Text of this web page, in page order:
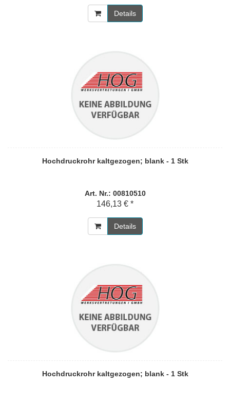
Details
Hochdruckrohr kaltgezogen; blank - 1 Stk
Art. Nr.: 00810510
146,13 € *
Details
Hochdruckrohr kaltgezogen; blank - 1 Stk